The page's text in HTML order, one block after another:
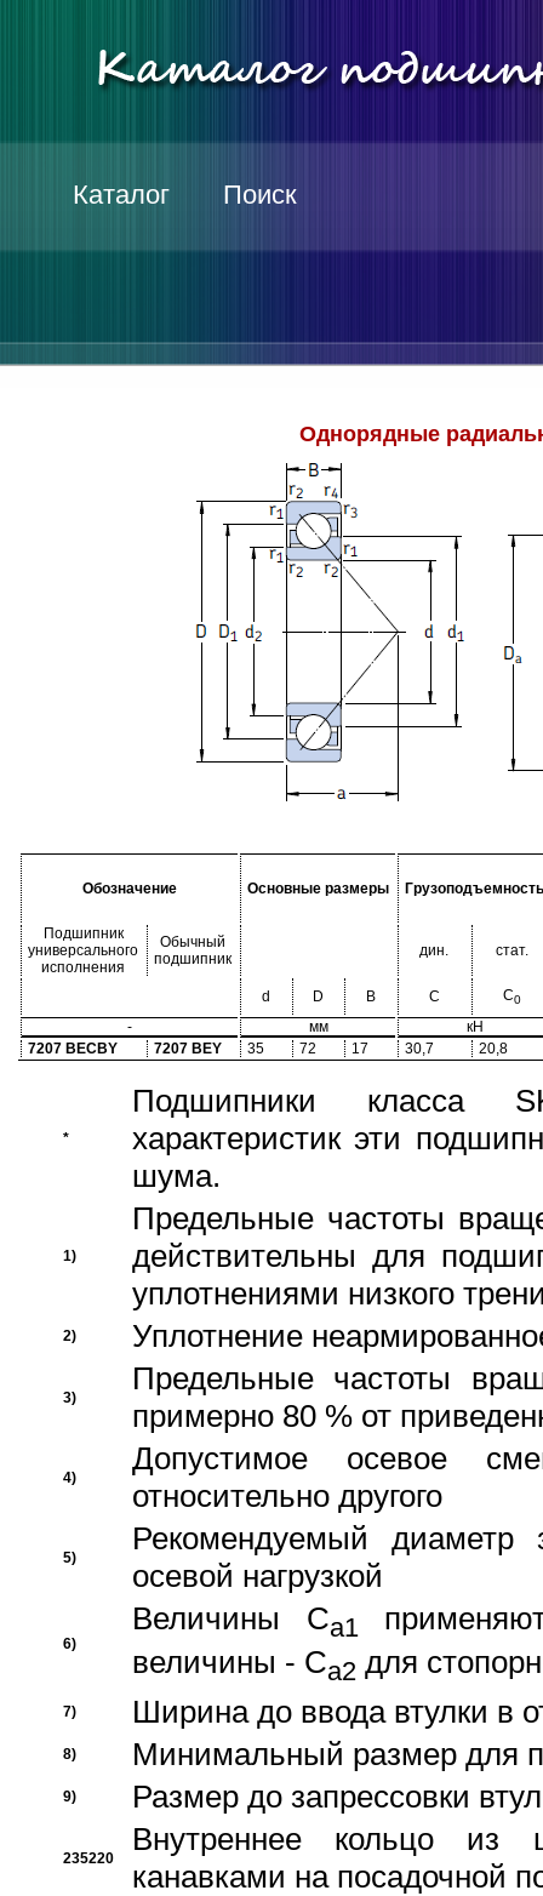
Каталог Поиск
Однорядные
Обозначение Основные размеры Грузоподъемность
Подшипник
универсального
исполнения
Обычный
подшипник
дин. стат.
d D B C C0
- мм
кН
7207 BECBY
7207 BEY 35 72 17 30,7 20,8
*
Подшипники класса
характеристик эти
шума.
1)
Предельные частоты
действительны для
уплотнениями низкого
2) Уплотнение
3)
Предельные частоты
примерно 80 % от
4)
Допустимое осевое
относительно другого
5)
Рекомендуемый диаметр
осевой нагрузкой
6)
Величины Ca1
величины - Ca2 для
7) Ширина до ввода втулки в
8) Минимальный размер для
9) Размер до запрессовки
235220
Внутреннее кольцо из
канавками на посадочной